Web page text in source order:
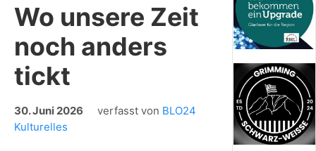
Wo unsere Zeit
noch anders
tickt
30. Juni 2026 verfasst von BLO24
Kulturelles